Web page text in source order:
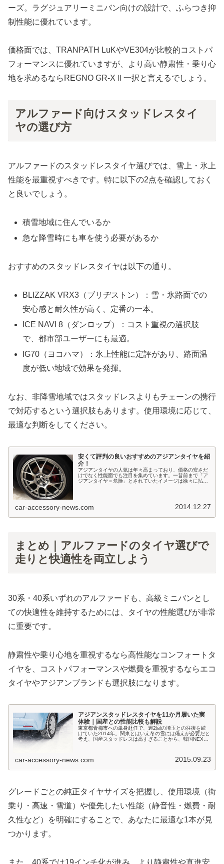
ーズ。ラグジュアリーミニバン向けの設計で、ふらつき抑
制性能に優れています。
価格面では、TRANPATH LuKやVE304が比較的コストパ
フォーマンスに優れていますが、より高い静粛性・乗り心
地を求めるならREGNO GR-XⅡ一択と言えるでしょう。
アルファード向けスタッドレスタイ
ヤの選び方
アルファードのスタッドレスタイヤ選びでは、雪上・氷上
性能を最重視すべきです。特に以下の2点を確認しておく
と良いでしょう。
積雪地域に住んでいるか
急な降雪時にも車を使う必要があるか
おすすめのスタッドレスタイヤは以下の通り。
BLIZZAK VRX3（ブリヂストン）：雪・氷路面での
安心感と耐久性が高く、定番の一本。
ICE NAVI 8（ダンロップ）：コスト重視の選択肢
で、都市部ユーザーにも最適。
IG70（ヨコハマ）：氷上性能に定評があり、路面温
度が低い地域で効果を発揮。
なお、非降雪地域ではスタッドレスよりもチェーンの携行
で対応するという選択肢もあります。使用環境に応じて、
最適な判断をしてください。
安くて評判の良いおすすめのアジアンタイヤを紹
介！
アジアンタイヤの人気は年々高まっており、価格の安さだ
けでなく性能面でも注目を集めています。一昔前まで「ア
ジアンタイヤ＝危険」とされていたイメージは徐々に払拭
car-accessory-news.com 2014.12.27
まとめ｜アルファードのタイヤ選びで
走りと快適性を両立しよう
30系・40系いずれのアルファードも、高級ミニバンとし
ての快適性を維持するためには、タイヤの性能選びが非常
に重要です。
静粛性や乗り心地を重視するなら高性能なコンフォートタ
イヤを、コストパフォーマンスや燃費を重視するならエコ
タイヤやアジアンブランドも選択肢になります。
アジアンスタッドレスタイヤを11か月履いた実
体験｜国産との性能比較も解説
東京都青梅市への単身赴任で、週2回の埼玉との往復を続
けていた2014年。関東とはいえ冬の雪には備えが必要だと
考え、国産スタッドレスは高すぎることから、韓国NEXEN
car-accessory-news.com 2015.09.23
グレードごとの純正タイヤサイズを把握し、使用環境（街
乗り・高速・雪道）や優先したい性能（静音性・燃費・耐
久性など）を明確にすることで、あなたに最適な1本が見
つかります。
また、40系では19インチ化が進み、より静粛性や直進安